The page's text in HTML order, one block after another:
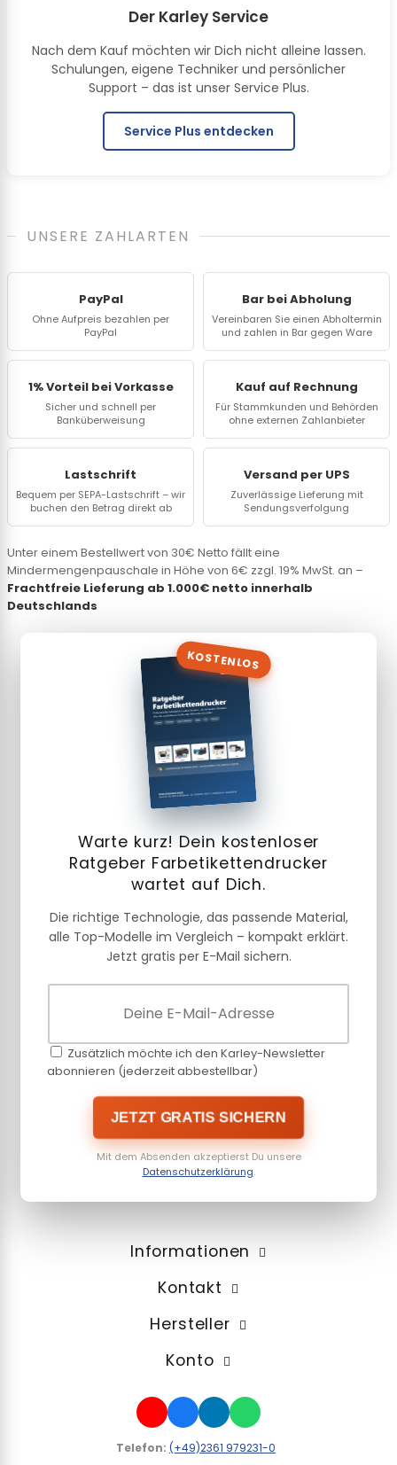
Der Karley Service
Nach dem Kauf möchten wir Dich nicht alleine lassen.
Schulungen, eigene Techniker und persönlicher
Support – das ist unser Service Plus.
Service Plus entdecken
UNSERE ZAHLARTEN
PayPal
Ohne Aufpreis bezahlen per
PayPal
Bar bei Abholung
Vereinbaren Sie einen Abholtermin
und zahlen in Bar gegen Ware
1% Vorteil bei Vorkasse
Sicher und schnell per
Banküberweisung
Kauf auf Rechnung
Für Stammkunden und Behörden
ohne externen Zahlanbieter
Lastschrift
Bequem per SEPA-Lastschrift – wir
buchen den Betrag direkt ab
Versand per UPS
Zuverlässige Lieferung mit
Sendungsverfolgung
Unter einem Bestellwert von 30€ Netto fällt eine
Mindermengenpauschale in Höhe von 6€ zzgl. 19% MwSt. an –
Frachtfreie Lieferung ab 1.000€ netto innerhalb
Deutschlands
KOSTENLOS
Warte kurz! Dein kostenloser
Ratgeber Farbetikettendrucker
wartet auf Dich.
Die richtige Technologie, das passende Material,
alle Top-Modelle im Vergleich – kompakt erklärt.
Jetzt gratis per E-Mail sichern.
Zusätzlich möchte ich den Karley-Newsletter
abonnieren (jederzeit abbestellbar)
JETZT GRATIS SICHERN
Mit dem Absenden akzeptierst Du unsere
Datenschutzerklärung.
Informationen
Kontakt
Hersteller
Konto
Telefon: (+49)2361 979231-0